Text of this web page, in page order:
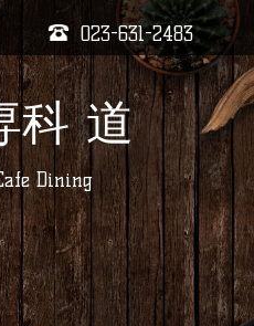
023-631-2483
科 道
Dining